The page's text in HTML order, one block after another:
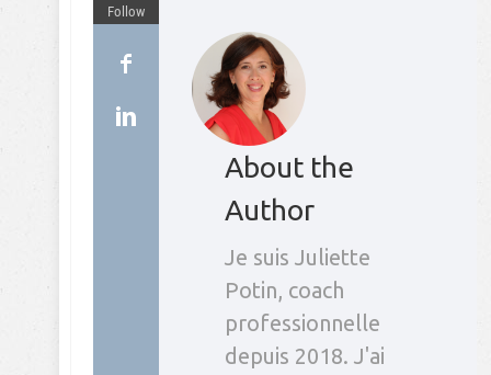
Follow
About the
Author
Je suis Juliette
Potin, coach
professionnelle
depuis 2018. J'ai